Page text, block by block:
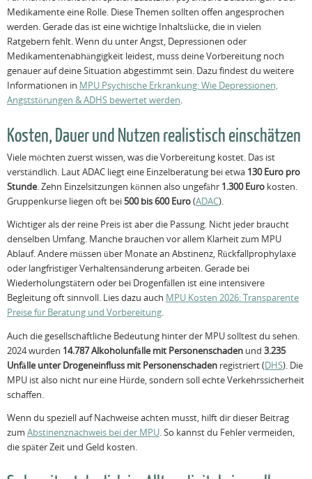
Medikamente eine Rolle. Diese Themen sollten offen angesprochen
werden. Gerade das ist eine wichtige Inhaltslücke, die in vielen
Ratgebern fehlt. Wenn du unter Angst, Depressionen oder
Medikamentenabhängigkeit leidest, muss deine Vorbereitung noch
genauer auf deine Situation abgestimmt sein. Dazu findest du weitere
Informationen in MPU Psychische Erkrankung: Wie Depressionen,
Angststörungen & ADHS bewertet werden.
Kosten, Dauer und Nutzen realistisch einschätzen
Viele möchten zuerst wissen, was die Vorbereitung kostet. Das ist
verständlich. Laut ADAC liegt eine Einzelberatung bei etwa 130 Euro pro
Stunde. Zehn Einzelsitzungen können also ungefähr 1.300 Euro kosten.
Gruppenkurse liegen oft bei500 bis 600 Euro(ADAC).
Wichtiger als der reine Preis ist aber die Passung. Nicht jeder braucht
denselben Umfang. Manche brauchen vor allem Klarheit zum MPU
Ablauf. Andere müssen über Monate an Abstinenz, Rückfallprophylaxe
oder langfristiger Verhaltensänderung arbeiten. Gerade bei
Wiederholungstätern oder bei Drogenfällen ist eine intensivere
Begleitung oft sinnvoll. Lies dazu auch MPU Kosten 2026: Transparente
Preise für Beratung und Vorbereitung.
Auch die gesellschaftliche Bedeutung hinter der MPU solltest du sehen.
2024 wurden 14.787 Alkoholunfälle mit Personenschaden und 3.235
Unfälle unter Drogeneinfluss mit Personenschaden registriert (DHS). Die
MPU ist also nicht nur eine Hürde, sondern soll echte Verkehrssicherheit
schaffen.
Wenn du speziell auf Nachweise achten musst, hilft dir dieser Beitrag
zum Abstinenznachweis bei der MPU. So kannst du Fehler vermeiden,
die später Zeit und Geld kosten.